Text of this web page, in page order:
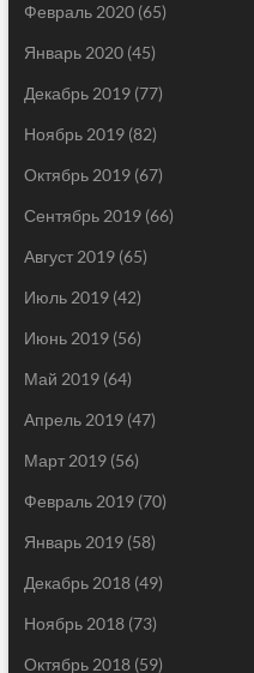
Февраль 2020(65)
Январь 2020(45)
Декабрь 2019(77)
Ноябрь 2019(82)
Октябрь 2019(67)
Сентябрь 2019(66)
Август 2019(65)
Июль 2019(42)
Июнь 2019(56)
Май 2019(64)
Апрель 2019(47)
Март 2019(56)
Февраль 2019(70)
Январь 2019(58)
Декабрь 2018(49)
Ноябрь 2018(73)
Октябрь 2018(59)